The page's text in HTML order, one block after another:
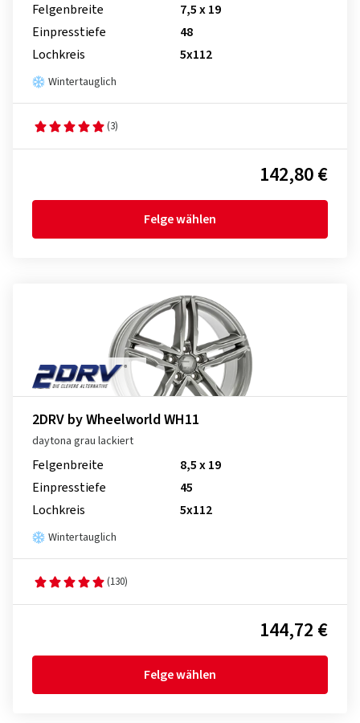
Felgenbreite
7,5 x 19
Einpresstiefe
48
Lochkreis
5x112
Wintertauglich
(3)
142,80 €
Felge wählen
2DRV by Wheelworld WH11
daytona grau lackiert
Felgenbreite
8,5 x 19
Einpresstiefe
45
Lochkreis
5x112
Wintertauglich
(130)
144,72 €
Felge wählen